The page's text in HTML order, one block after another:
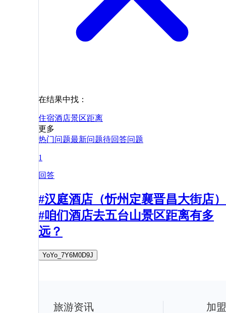
在结果中找：
住宿酒店景区距离
更多
热门问题最新问题待回答问题
1
回答
#汉庭酒店（忻州定襄晋昌大街店）
#咱们酒店去五台山景区距离有多
远？
YoYo_7Y6M0D9J
旅游资讯 加